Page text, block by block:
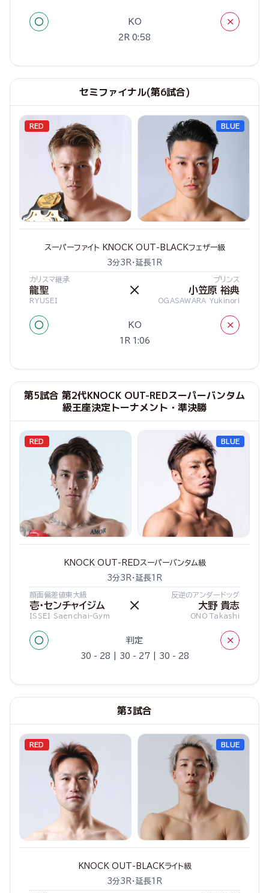
○ KO ×
2R 0:58
セミファイナル(第6試合)
RED
スーパーファイト KNOCK OUT-BLACKフェザー級
3分3R・延長1R
カリスマ継承
龍聖
RYUSEI
×
プリンス
小笠原 裕典
OGASAWARA Yukinori
○ KO ×
1R 1:06
BLUE
第5試合 第2代KNOCK OUT-REDスーパーバンタム
級王座決定トーナメント・準決勝
RED
KNOCK OUT-REDスーパーバンタム級
3分3R・延長1R
顔面偏差値東大級
壱・センチャイジム
ISSEI Saenchai-Gym
×
反逆のアンダードッグ
大野 貴志
ONO Takashi
○ 判定 ×
30 - 28 | 30 - 27 | 30 - 28
BLUE
第3試合
RED
KNOCK OUT-BLACKライト級
3分3R・延長1R
BLUE